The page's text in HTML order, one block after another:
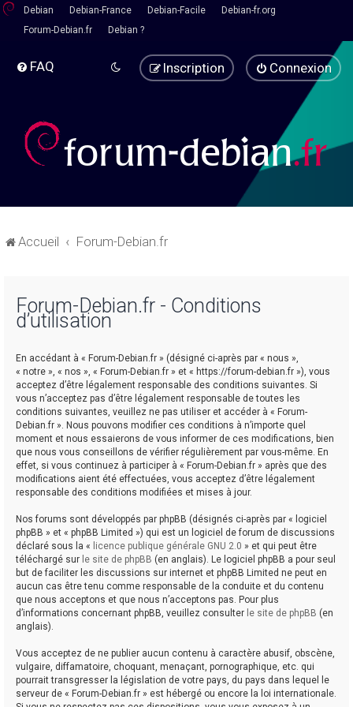
Debian Debian-France Debian-Facile
Debian-fr.org
Forum-Debian.fr
Debian ?
FAQ Connexion
Inscription
Accueil Forum-Debian.fr
Forum-Debian.fr - Conditions
d’utilisation
En accédant à « Forum-Debian.fr » (désigné ci-après par « nous »,
« notre », « nos », « Forum-Debian.fr » et « https://forum-debian.fr »), vous
acceptez d’être légalement responsable des conditions suivantes. Si
vous n’acceptez pas d’être légalement responsable de toutes les
conditions suivantes, veuillez ne pas utiliser et accéder à « Forum-
Debian.fr ». Nous pouvons modifier ces conditions à n’importe quel
moment et nous essaierons de vous informer de ces modifications, bien
que nous vous conseillons de vérifier régulièrement par vous-même. En
effet, si vous continuez à participer à « Forum-Debian.fr » après que des
modifications aient été effectuées, vous acceptez d’être légalement
responsable des conditions modifiées et mises à jour.
Nos forums sont développés par phpBB (désignés ci-après par « logiciel
phpBB » et « phpBB Limited ») qui est un logiciel de forum de discussions
déclaré sous la « licence publique générale GNU 2.0 » et qui peut être
téléchargé sur le site de phpBB (en anglais). Le logiciel phpBB a pour seul
but de faciliter les discussions sur internet et phpBB Limited ne peut en
aucun cas être tenu comme responsable de la conduite et du contenu
que nous acceptons et que nous n’acceptons pas. Pour plus
d’informations concernant phpBB, veuillez consulter le site de phpBB (en
anglais).
Vous acceptez de ne publier aucun contenu à caractère abusif, obscène,
vulgaire, diffamatoire, choquant, menaçant, pornographique, etc. qui
pourrait transgresser la législation de votre pays, du pays dans lequel le
serveur de « Forum-Debian.fr » est hébergé ou encore la loi internationale.